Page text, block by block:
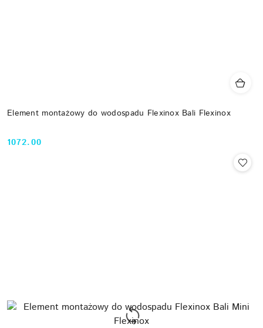
Element montażowy do wodospadu Flexinox Bali Flexinox
Cena:
1072.00